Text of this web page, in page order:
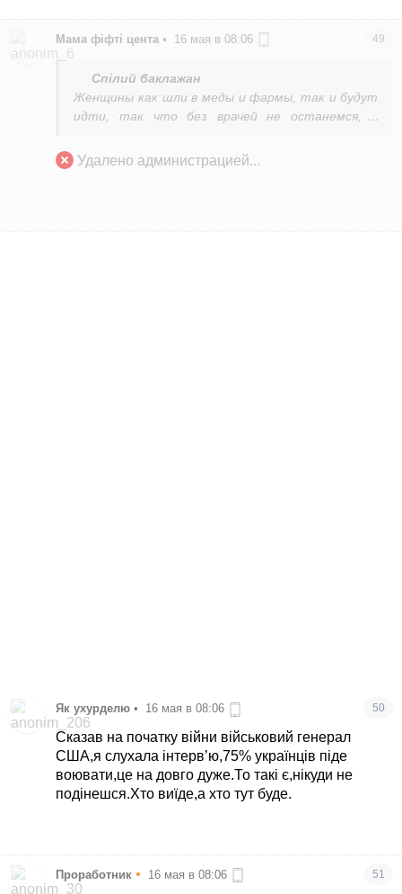
Мама фіфті цента • 16 мая в 08:06 49
Спілий баклажан
Женщины как шли в меды и фармы, так и будут
идти, так что без врачей не останемся, а
А что фармы? С них тоже снимают бронь?
Удалено администрацией...
Як ухурделю • 16 мая в 08:06 50
Сказав на початку війни військовий генерал
США,я слухала інтервʼю,75% українців піде
воювати,це на довго дуже.То такі є,нікуди не
подінешся.Хто виїде,а хто тут буде.
Проработник • 16 мая в 08:06 51